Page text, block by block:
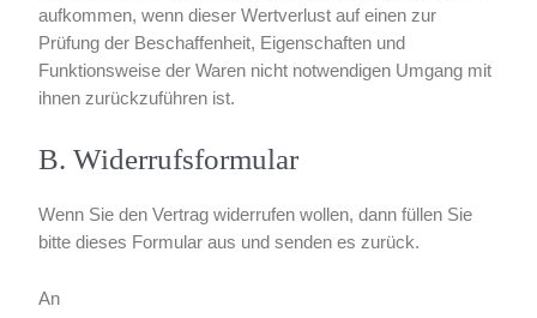
aufkommen, wenn dieser Wertverlust auf einen zur
Prüfung der Beschaffenheit, Eigenschaften und
Funktionsweise der Waren nicht notwendigen Umgang mit
ihnen zurückzuführen ist.
B. Widerrufsformular
Wenn Sie den Vertrag widerrufen wollen, dann füllen Sie
bitte dieses Formular aus und senden es zurück.
An